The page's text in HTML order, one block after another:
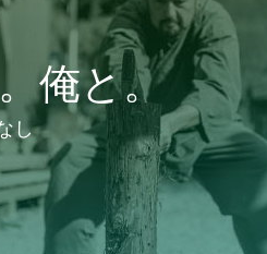
俺と。
し